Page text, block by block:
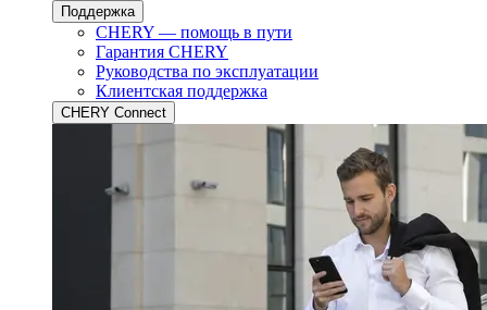
Поддержка
CHERY — помощь в пути
Гарантия CHERY
Руководства по эксплуатации
Клиентская поддержка
CHERY Connect